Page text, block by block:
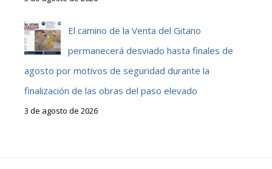
El camino de la Venta del Gitano
permanecerá desviado hasta finales de
agosto por motivos de seguridad durante la
finalización de las obras del paso elevado
3 de agosto de 2026